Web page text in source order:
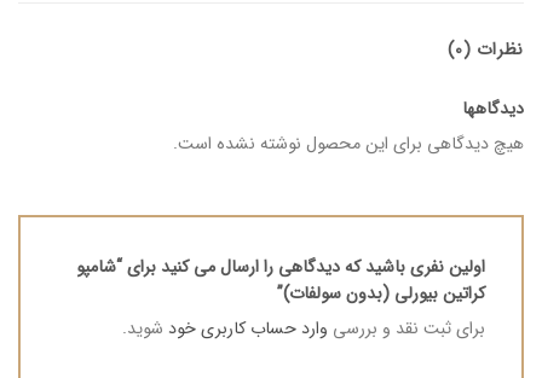
نظرات (0)
دیدگاهها
هیچ دیدگاهی برای این محصول نوشته نشده است.
اولین نفری باشید که دیدگاهی را ارسال می کنید برای “شامپو
کراتین بیورلی (بدون سولفات)”
برای ثبت نقد و بررسی وارد حساب کاربری خود شوید.